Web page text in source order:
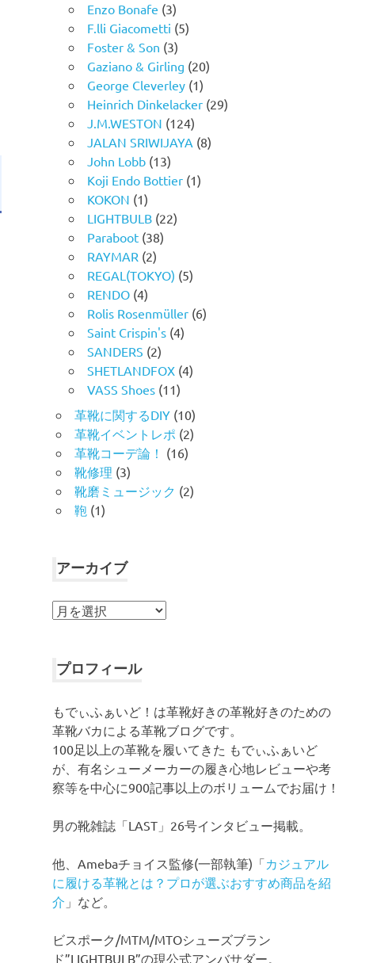
Enzo Bonafe (3)
F.lli Giacometti (5)
Foster & Son (3)
Gaziano & Girling (20)
George Cleverley (1)
Heinrich Dinkelacker (29)
J.M.WESTON (124)
JALAN SRIWIJAYA (8)
John Lobb (13)
Koji Endo Bottier (1)
KOKON (1)
LIGHTBULB (22)
Paraboot (38)
RAYMAR (2)
REGAL(TOKYO) (5)
RENDO (4)
Rolis Rosenmüller (6)
Saint Crispin's (4)
SANDERS (2)
SHETLANDFOX (4)
VASS Shoes (11)
革靴に関するDIY (10)
革靴イベントレポ (2)
革靴コーデ論！ (16)
靴修理 (3)
靴磨ミュージック (2)
鞄 (1)
アーカイブ
ア
イ
プロフィール
もでぃふぁいど！は革靴好きの革靴好きのための
革靴バカによる革靴ブログです。
100足以上の革靴を履いてきた もでぃふぁいど
が、有名シューメーカーの履き心地レビューや考
察等を中心に900記事以上のボリュームでお届け！
男の靴雑誌「LAST」26号インタビュー掲載。
他、Amebaチョイス監修(一部執筆)「カジュアル
に履ける革靴とは？プロが選ぶおすすめ商品を紹
介 」など。
ビスポーク/MTM/MTOシューズブラン
ド”LIGHTBULB”の現公式アンバサダー。